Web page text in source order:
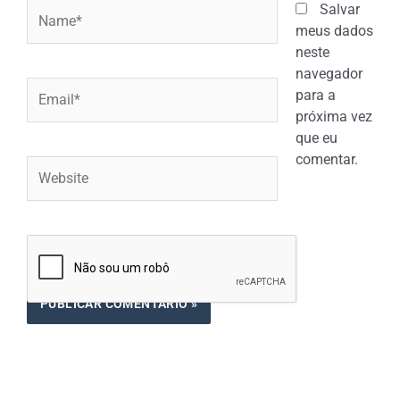
Salvar
meus dados
neste
navegador
para a
próxima vez
que eu
comentar.